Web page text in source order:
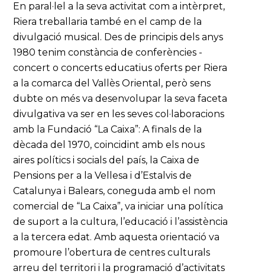
En paral·lel a la seva activitat com a intèrpret,
Riera treballaria també en el camp de la
divulgació musical. Des de principis dels anys
1980 tenim constància de conferències -
concert o concerts educatius oferts per Riera
a la comarca del Vallès Oriental, però sens
dubte on més va desenvolupar la seva faceta
divulgativa va ser en les seves col·laboracions
amb la Fundació “La Caixa”: A finals de la
dècada del 1970, coincidint amb els nous
aires polítics i socials del país, la Caixa de
Pensions per a la Vellesa i d’Estalvis de
Catalunya i Balears, coneguda amb el nom
comercial de “La Caixa”, va iniciar una política
de suport a la cultura, l’educació i l’assistència
a la tercera edat. Amb aquesta orientació va
promoure l’obertura de centres culturals
arreu del territori i la programació d’activitats